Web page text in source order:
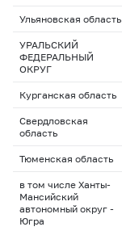
Ульяновская область
УРАЛЬСКИЙ
ФЕДЕРАЛЬНЫЙ
ОКРУГ
Курганская область
Свердловская
область
Тюменская область
в том числе Ханты-
Мансийский
автономный округ -
Югра